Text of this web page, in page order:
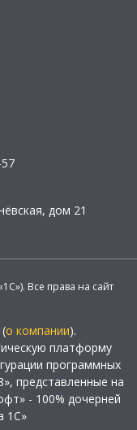
дом 21
Все права на сайт
о компании).
платформу
программных
представленные на
- 100% дочерней
1С»